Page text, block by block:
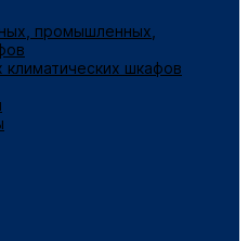
промышленных,
шкафов